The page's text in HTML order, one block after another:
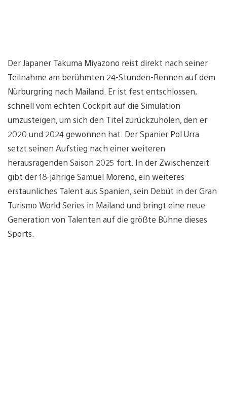
Der Japaner Takuma Miyazono reist direkt nach seiner
Teilnahme am berühmten 24-Stunden-Rennen auf dem
Nürburgring nach Mailand. Er ist fest entschlossen,
schnell vom echten Cockpit auf die Simulation
umzusteigen, um sich den Titel zurückzuholen, den er
2020 und 2024 gewonnen hat. Der Spanier Pol Urra
setzt seinen Aufstieg nach einer weiteren
herausragenden Saison 2025 fort. In der Zwischenzeit
gibt der 18-jährige Samuel Moreno, ein weiteres
erstaunliches Talent aus Spanien, sein Debüt in der Gran
Turismo World Series in Mailand und bringt eine neue
Generation von Talenten auf die größte Bühne dieses
Sports.